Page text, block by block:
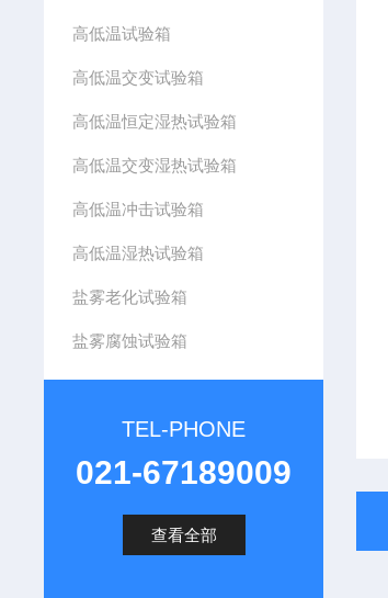
高低温试验箱
高低温交变试验箱
高低温恒定湿热试验箱
高低温交变湿热试验箱
高低温冲击试验箱
高低温湿热试验箱
盐雾老化试验箱
盐雾腐蚀试验箱
TEL-PHONE
021-67189009
查看全部